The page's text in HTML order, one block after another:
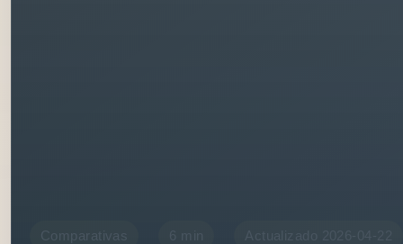
Comparativas